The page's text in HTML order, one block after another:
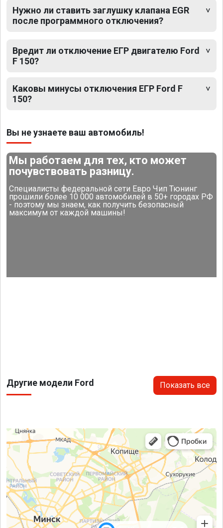
Нужно ли ставить заглушку клапана EGR
после программного отключения?
Вредит ли отключение ЕГР двигателю Ford
F 150?
Каковы минусы отключения ЕГР Ford F
150?
Вы не узнаете ваш автомобиль!
Мы работаем для тех, кто может
почувствовать разницу.
Специалисты федеральной сети Евро Чип Тюнинг
прошили более 10 000 автомобилей в 50+ городах РФ
- поэтому мы знаем, как получить безопасный
максимум от каждой машины!
Другие модели Ford Показать все